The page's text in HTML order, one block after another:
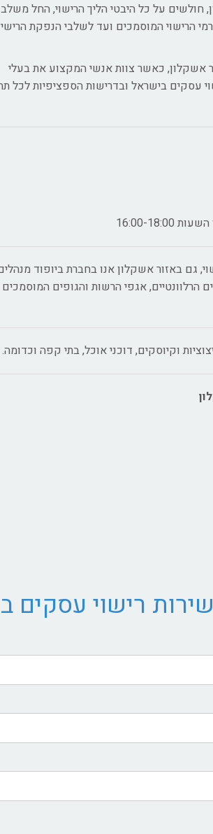
חולשים על כל היבטי הליך הרישוי, החל משלב
המוסמכים ועד לשלבי הנפקת
אשקלון, כאשר צוות אנשי המקצוע את בעלי
עסקים בישראל ובדרישות הספציפיות לכל
גם באזור אשקלון אנו בחברת ביופוד
אגפי הרשות והגופים המוסמכים
וקיוסקים, דוכני אוכל, בתי קפה וכדומה.
רישוי עסקים